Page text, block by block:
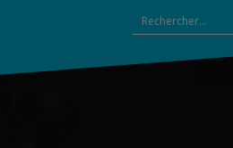
Rechercher :